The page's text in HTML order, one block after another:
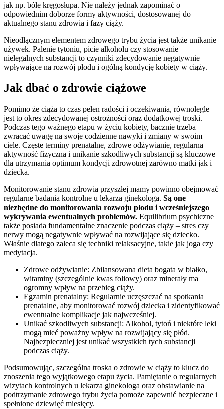
jak np. bóle kręgosłupa. Nie należy jednak zapominać o
odpowiednim doborze formy aktywności, dostosowanej do
aktualnego stanu zdrowia i fazy ciąży.
Nieodłącznym elementem zdrowego trybu życia jest także unikanie
używek. Palenie tytoniu, picie alkoholu czy stosowanie
nielegalnych substancji to czynniki zdecydowanie negatywnie
wpływające na rozwój płodu i ogólną kondycję kobiety w ciąży.
Jak dbać o zdrowie ciążowe
Pomimo że ciąża to czas pełen radości i oczekiwania, równolegle
jest to okres zdecydowanej ostrożności oraz dodatkowej troski.
Podczas tego ważnego etapu w życiu kobiety, bacznie trzeba
zwracać uwagę na swoje codzienne nawyki i zmiany w swoim
ciele. Częste terminy prenatalne, zdrowe odżywianie, regularna
aktywność fizyczna i unikanie szkodliwych substancji są kluczowe
dla utrzymania optimum kondycji zdrowotnej zarówno matki jak i
dziecka.
Monitorowanie stanu zdrowia przyszłej mamy powinno obejmować
regularne badania kontrolne u lekarza ginekologa. Są one
niezbędne do monitorowania rozwoju płodu i wcześniejszego
wykrywania ewentualnych problemów. Equilibrium psychiczne
także posiada fundamentalne znaczenie podczas ciąży – stres czy
nerwy mogą negatywnie wpływać na rozwijające się dziecko.
Właśnie dlatego zaleca się techniki relaksacyjne, takie jak joga czy
medytacja.
Zdrowe odżywianie: Zbilansowana dieta bogata w białko,
witaminy (szczególnie kwas foliowy) oraz minerały ma
ogromny wpływ na przebieg ciąży.
Egzamin prenatalny: Regularnie uczęszczać na spotkania
prenatalne, aby monitorować rozwój dziecka i zidentyfikować
ewentualne komplikacje jak najwcześniej.
Unikać szkodliwych substancji: Alkohol, tytoń i niektóre leki
mogą mieć poważny wpływ na rozwijający się płód.
Najbezpieczniej jest unikać wszystkich tych substancji
podczas ciąży.
Podsumowując, szczególna troska o zdrowie w ciąży to klucz do
znoszenia tego wyjątkowego etapu życia. Pamiętanie o regularnych
wizytach kontrolnych u lekarza ginekologa oraz obstawianie na
podtrzymanie zdrowego trybu życia pomoże zapewnić bezpieczne i
spełnione dziewięć miesięcy.